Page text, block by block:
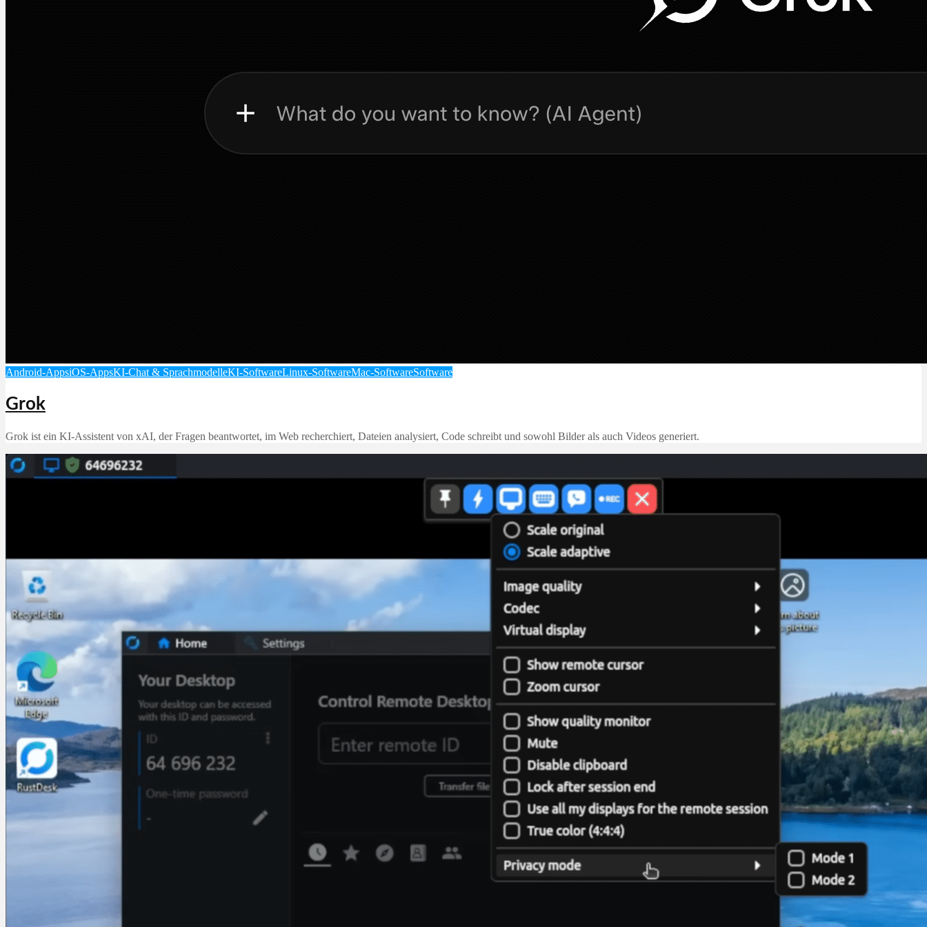
Windows Service Commander 1.0.600.2009
Android-AppsiOS-AppsKI-Chat & SprachmodelleKI-SoftwareLinux-SoftwareMac-SoftwareSoftware
Grok
Grok ist ein KI‑Assistent von xAI, der Fragen beantwortet, im Web recherchiert, Dateien analysiert, Code schreibt und sowohl Bilder als auch Videos generiert.